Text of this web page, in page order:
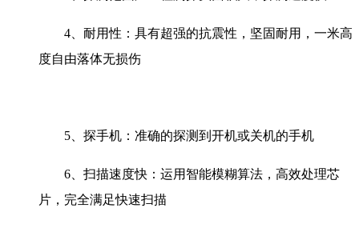
4、耐用性：具有超强的抗震性，坚固耐用，一米高
度自由落体无损伤
5、探手机：准确的探测到开机或关机的手机
6、扫描速度快：运用智能模糊算法，高效处理芯
片，完全满足快速扫描